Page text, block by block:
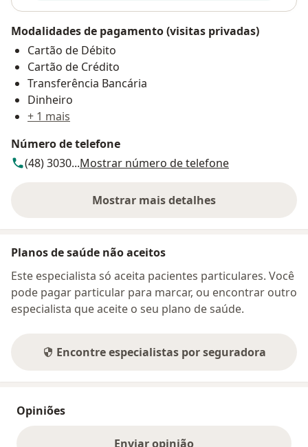
Modalidades de pagamento (visitas privadas)
Cartão de Débito
Cartão de Crédito
Transferência Bancária
Dinheiro
+ 1 mais
Número de telefone
(48) 3030...Mostrar número de telefone
Mostrar mais detalhes
sobre o endereço
Planos de saúde não aceitos
Este especialista só aceita pacientes particulares. Você
pode pagar particular para marcar, ou encontrar outro
especialista que aceite o seu plano de saúde.
Encontre especialistas por seguradora
Opiniões
Enviar opinião